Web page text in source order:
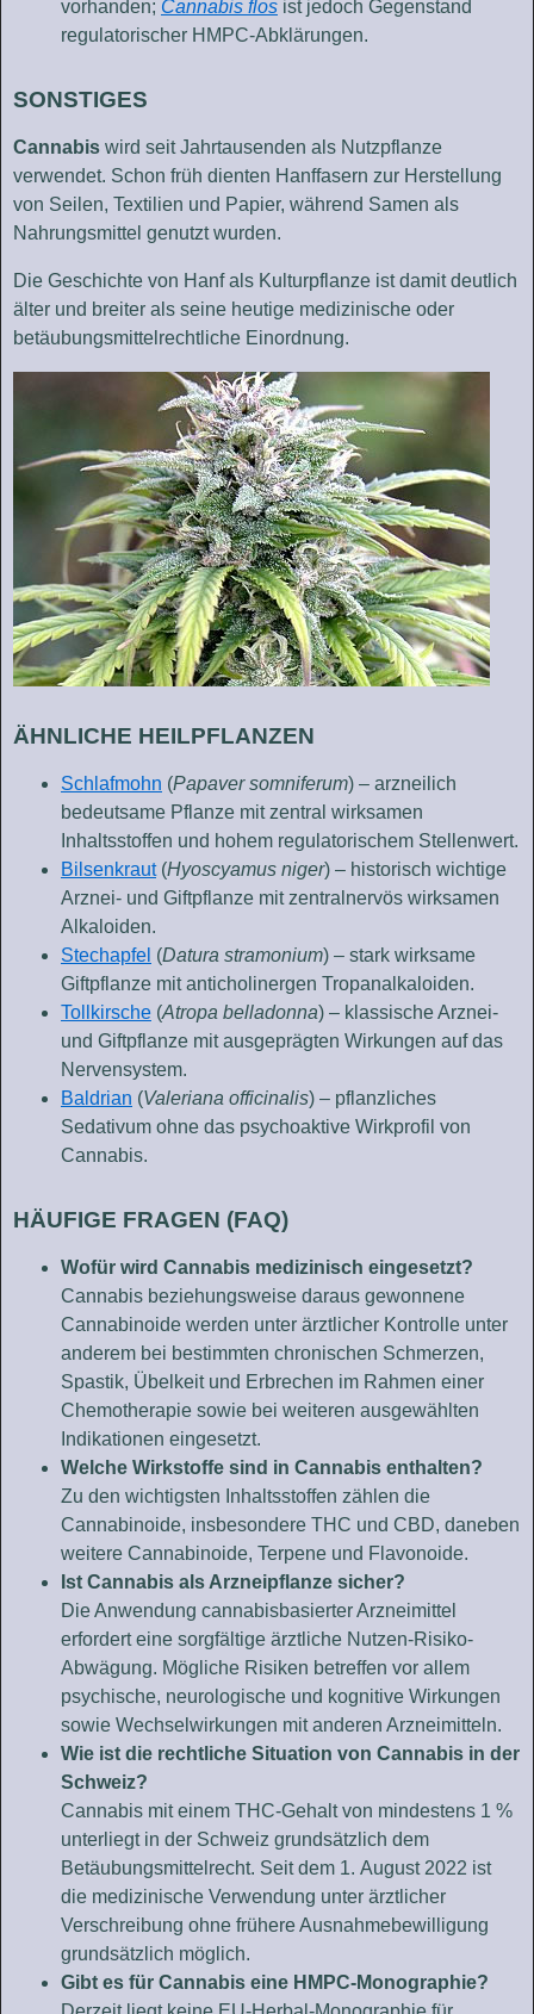
vorhanden; Cannabis flos ist jedoch Gegenstand
regulatorischer HMPC-Abklärungen.
SONSTIGES
Cannabis wird seit Jahrtausenden als Nutzpflanze
verwendet. Schon früh dienten Hanffasern zur Herstellung
von Seilen, Textilien und Papier, während Samen als
Nahrungsmittel genutzt wurden.
Die Geschichte von Hanf als Kulturpflanze ist damit deutlich
älter und breiter als seine heutige medizinische oder
betäubungsmittelrechtliche Einordnung.
ÄHNLICHE HEILPFLANZEN
Schlafmohn (Papaver somniferum) – arzneilich
bedeutsame Pflanze mit zentral wirksamen
Inhaltsstoffen und hohem regulatorischem Stellenwert.
Bilsenkraut(Hyoscyamus niger) – historisch wichtige
Arznei- und Giftpflanze mit zentralnervös wirksamen
Alkaloiden.
Stechapfel (Datura stramonium) – stark wirksame
Giftpflanze mit anticholinergen Tropanalkaloiden.
Tollkirsche (Atropa belladonna) – klassische Arznei-
und Giftpflanze mit ausgeprägten Wirkungen auf das
Nervensystem.
Baldrian (Valeriana officinalis) – pflanzliches
Sedativum ohne das psychoaktive Wirkprofil von
Cannabis.
HÄUFIGE FRAGEN (FAQ)
Wofür wird Cannabis medizinisch eingesetzt?
Cannabis beziehungsweise daraus gewonnene
Cannabinoide werden unter ärztlicher Kontrolle unter
anderem bei bestimmten chronischen Schmerzen,
Spastik, Übelkeit und Erbrechen im Rahmen einer
Chemotherapie sowie bei weiteren ausgewählten
Indikationen eingesetzt.
Welche Wirkstoffe sind in Cannabis enthalten?
Zu den wichtigsten Inhaltsstoffen zählen die
Cannabinoide, insbesondere THC und CBD, daneben
weitere Cannabinoide, Terpene und Flavonoide.
Ist Cannabis als Arzneipflanze sicher?
Die Anwendung cannabisbasierter Arzneimittel
erfordert eine sorgfältige ärztliche Nutzen-Risiko-
Abwägung. Mögliche Risiken betreffen vor allem
psychische, neurologische und kognitive Wirkungen
sowie Wechselwirkungen mit anderen Arzneimitteln.
Wie ist die rechtliche Situation von Cannabis in der
Schweiz?
Cannabis mit einem THC-Gehalt von mindestens 1 %
unterliegt in der Schweiz grundsätzlich dem
Betäubungsmittelrecht. Seit dem 1. August 2022 ist
die medizinische Verwendung unter ärztlicher
Verschreibung ohne frühere Ausnahmebewilligung
grundsätzlich möglich.
Gibt es für Cannabis eine HMPC-Monographie?